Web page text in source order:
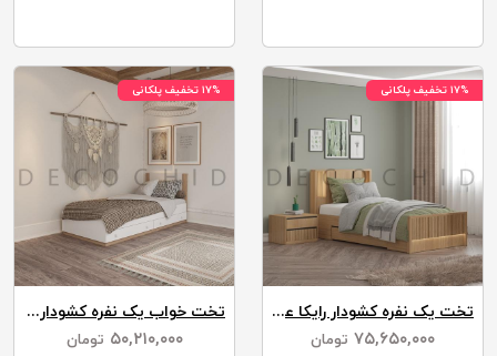
۱۷% تخفیف پلکانی
تخت خواب یک نفره کشودار هرمس عرض 90
۵۰,۲۱۰,۰۰۰ تومان
۱۷% تخفیف پلکانی
تخت یک نفره کشودار رایکا عرض 90
۷۵,۶۵۰,۰۰۰ تومان